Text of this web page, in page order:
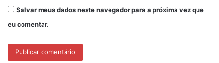
Salvar meus dados neste navegador para a próxima vez que
eu comentar.